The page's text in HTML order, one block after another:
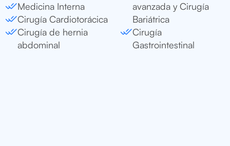
Medicina Interna
Cirugía Cardiotorácica
Cirugía de hernia
abdominal
avanzada y Cirugía
Bariátrica
Cirugía
Gastrointestinal